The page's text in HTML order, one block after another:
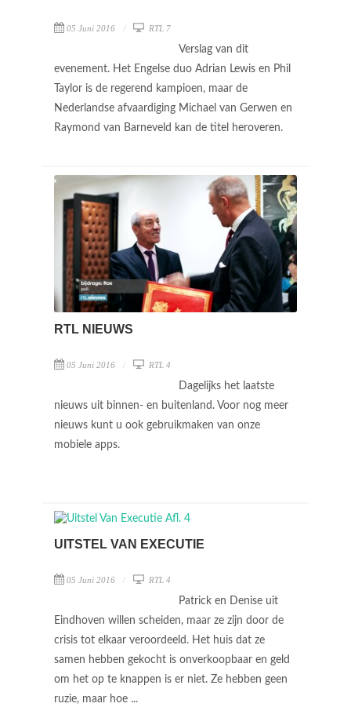
05 Juni 2016 RTL 7
Verslag van dit
evenement. Het Engelse duo Adrian Lewis en Phil
Taylor is de regerend kampioen, maar de
Nederlandse afvaardiging Michael van Gerwen en
Raymond van Barneveld kan de titel heroveren.
RTL NIEUWS
05 Juni 2016 RTL 4
Dagelijks het laatste
nieuws uit binnen- en buitenland. Voor nog meer
nieuws kunt u ook gebruikmaken van onze
mobiele apps.
UITSTEL VAN EXECUTIE
05 Juni 2016 RTL 4
Patrick en Denise uit
Eindhoven willen scheiden, maar ze zijn door de
crisis tot elkaar veroordeeld. Het huis dat ze
samen hebben gekocht is onverkoopbaar en geld
om het op te knappen is er niet. Ze hebben geen
ruzie, maar hoe ...